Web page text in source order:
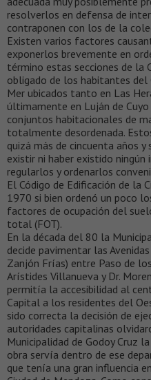
resolverlos en defensa de
contraponen con los de la
Existen varios factores
exponerlos brevemente en
término estas secciones de la
obligado de los habitantes del
Mer ubicados tanto en Las
últimamente en Luján de Cuyo
conjuntos habitacionales de
totalmente desordenada.
quizá más de cincuenta años
existir ni haber existido
regularlos y ordenarlos
El Código de Edificación de la
1970 si bien ordenó un poco
factores de ocupación del
total (FOT).
En la década del 80 la
decide pavimentar las
Zanjón Frías) entre Paso de
Arístides Villanueva y Dr.
permitía la accesibilidad al
Capital a los residentes del
sido correcta la decisión de
autoridades capitalinas
Municipalidad de Godoy Cruz
obra servía dentro de ese
que tenía una gran influencia